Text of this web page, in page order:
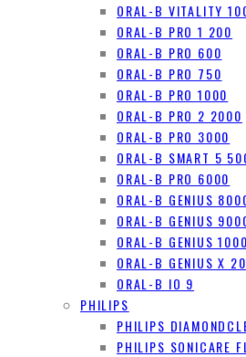
ORAL-B VITALITY
ORAL-B PRO 1 200
ORAL-B PRO 600
ORAL-B PRO 750
ORAL-B PRO 1000
ORAL-B PRO 2 2000
ORAL-B PRO 3000
ORAL-B SMART 5
ORAL-B PRO 6000
ORAL-B GENIUS
ORAL-B GENIUS
ORAL-B GENIUS
ORAL-B GENIUS X
ORAL-B IO 9
PHILIPS
PHILIPS
PHILIPS SONICARE